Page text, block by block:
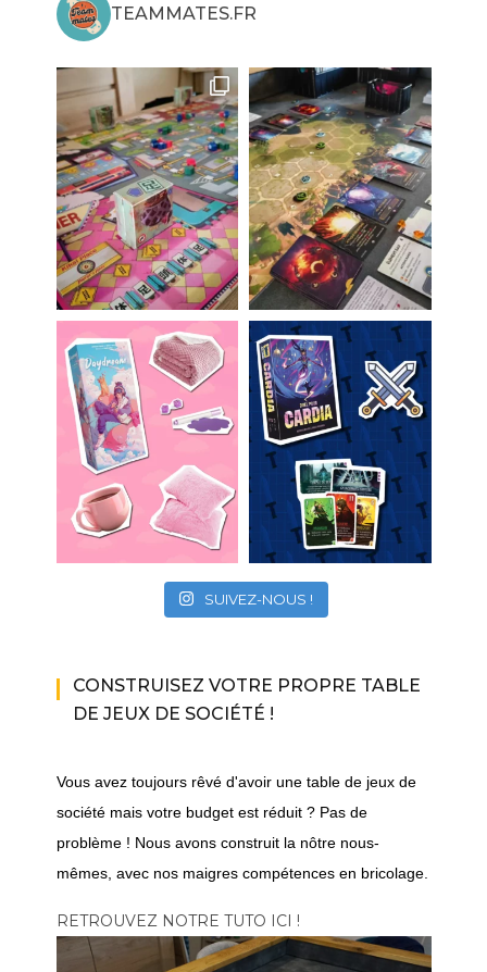
TEAMMATES.FR
SUIVEZ-NOUS !
CONSTRUISEZ VOTRE PROPRE TABLE
DE JEUX DE SOCIÉTÉ !
Vous avez toujours rêvé d'avoir une table de jeux de
société mais votre budget est réduit ? Pas de
problème ! Nous avons construit la nôtre nous-
mêmes, avec nos maigres compétences en bricolage.
RETROUVEZ NOTRE TUTO ICI !